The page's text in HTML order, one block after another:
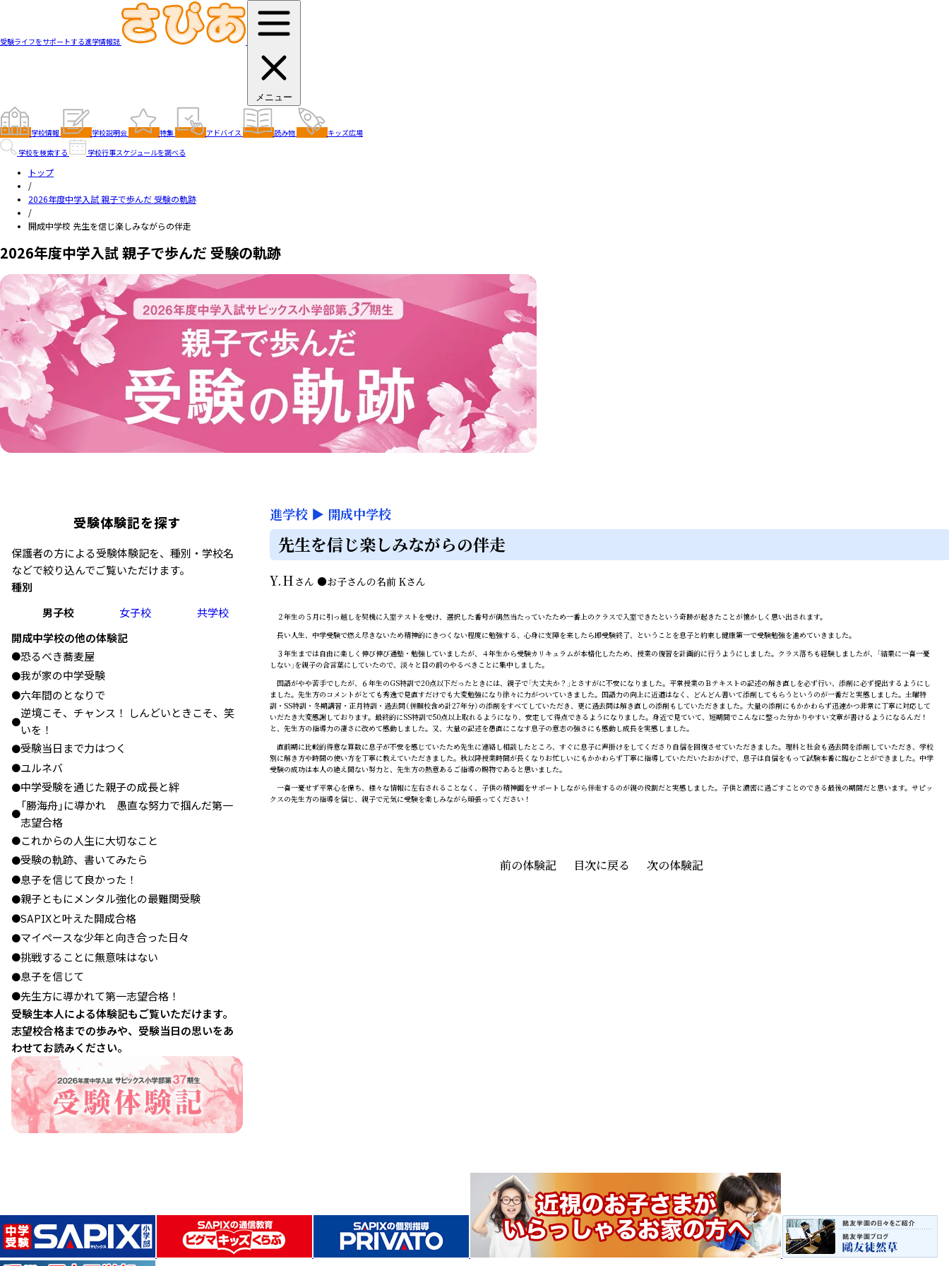
受験ライフをサポートする進学情報誌
メニュー
学校情報 学校説明会 特集 アドバイス 読み物
キッズ広場
学校を検索する
学校行事スケジュールを調べる
トップ
/
2026年度中学入試 親子で歩んだ 受験の軌跡
/
開成中学校 先生を信じ楽しみながらの伴走
2026年度中学入試 親子で歩んだ 受験の軌跡
受験体験記を探す
保護者の方による受験体験記を、種別・学校名
などで絞り込んでご覧いただけます。
種別
男子校
女子校
共学校
開成中学校の他の体験記
●恐るべき蕎麦屋
●我が家の中学受験
●六年間のとなりで
●
逆境こそ、チャンス！ しんどいときこそ、笑
いを！
●受験当日まで力はつく
●ユルネバ
●中学受験を通じた親子の成長と絆
●
「勝海舟」に導かれ 愚直な努力で掴んだ第一
志望合格
●これからの人生に大切なこと
●受験の軌跡、書いてみたら
●息子を信じて良かった！
●親子ともにメンタル強化の最難関受験
●SAPIXと叶えた開成合格
●マイペースな少年と向き合った日々
●挑戦することに無意味はない
●息子を信じて
●先生方に導かれて第一志望合格！
受験生本人による体験記もご覧いただけます。
志望校合格までの歩みや、受験当日の思いをあ
わせてお読みください。
進学校 ▶ 開成中学校
先生を信じ楽しみながらの伴走
Y.H さん ●お子さんの名前 Kさん
２年生の５月に引っ越しを契機に入室テストを受け、選択した番号が偶然当たっていたため一番上のクラスで入室できたという奇跡が起きたことが懐かしく思い出されます。
長い人生、中学受験で燃え尽きないため精神的にきつくない程度に勉強する、心身に支障を来したら即受験終了、ということを息子と約束し健康第一で受験勉強を進めていきました。
３年生までは自由に楽しく伸び伸び通塾・勉強していましたが、４年生から受験カリキュラムが本格化したため、授業の復習を計画的に行うようにしました。クラス落ちも経験しましたが、「結果に一喜一憂
しない」を親子の合言葉にしていたので、淡々と目の前のやるべきことに集中しました。
国語がやや苦手でしたが、６年生のGS特訓で20点以下だったときには、親子で「大丈夫か？」とさすがに不安になりました。平常授業のＢテキストの記述の解き直しを必ず行い、添削に必ず提出するようにし
ました。先生方のコメントがとても秀逸で見直すだけでも大変勉強になり徐々に力がついていきました。国語力の向上に近道はなく、どんどん書いて添削してもらうというのが一番だと実感しました。土曜特
訓・SS特訓・冬期講習・正月特訓・過去問（併願校含め計27年分）の添削をすべてしていただき、更に過去問は解き直しの添削もしていただきました。大量の添削にもかかわらず迅速かつ非常に丁寧に対応して
いだたき大変感謝しております。最終的にSS特訓で50点以上取れるようになり、安定して得点できるようになりました。身近で見ていて、短期間でこんなに整った分かりやすい文章が書けるようになるんだ！
と、先生方の指導力の凄さに改めて感動しました。又、大量の記述を愚直にこなす息子の意志の強さにも感動し成長を実感しました。
直前期に比較的得意な算数に息子が不安を感じていたため先生に連絡し相談したところ、すぐに息子に声掛けをしてくださり自信を回復させていただきました。理科と社会も過去問を添削していただき、学校
別に解き方や時間の使い方を丁寧に教えていただきました。秋以降授業時間が長くなりお忙しいにもかかわらず丁寧に指導していただいたおかげで、息子は自信をもって試験本番に臨むことができました。中学
受験の成功は本人の絶え間ない努力と、先生方の熱意あるご指導の賜物であると思いました。
一喜一憂せず平常心を保ち、様々な情報に左右されることなく、子供の精神面をサポートしながら伴走するのが親の役割だと実感しました。子供と濃密に過ごすことのできる最後の期間だと思います。サピッ
クスの先生方の指導を信じ、親子で元気に受験を楽しみながら頑張ってください！
前の体験記 目次に戻る 次の体験記